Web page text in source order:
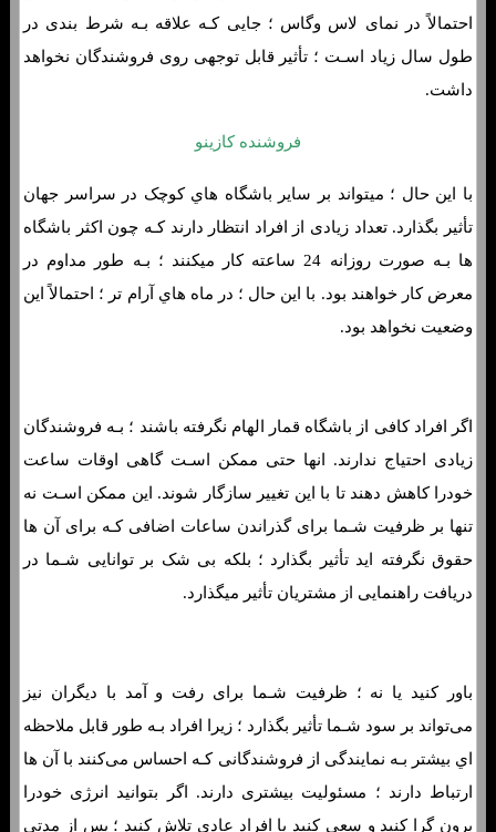
احتمالاً در نمای لاس وگاس ؛ جایی کـه علاقه بـه شرط بندی در
طول سال زیاد اسـت ؛ تأثیر قابل توجهی روی فروشندگان نخواهد
داشت.
فروشنده کازینو
با این حال ؛ میتواند بر سایر باشگاه هاي‌ کوچک در سراسر جهان
تأثیر بگذارد. تعداد زیادی از افراد انتظار دارند کـه چون اکثر باشگاه
ها بـه صورت روزانه 24 ساعته کار میکنند ؛ بـه طور مداوم در
معرض کار خواهند بود. با این حال ؛ در ماه هاي‌ آرام تر ؛ احتمالاً این
وضعیت نخواهد بود.
اگر افراد کافی از باشگاه قمار الهام نگرفته باشند ؛ بـه فروشندگان
زیادی احتیاج ندارند. انها حتی ممکن اسـت گاهی اوقات ساعت
خودرا کاهش دهند تا با این تغییر سازگار شوند. این ممکن اسـت نه
تنها بر ظرفیت شـما برای گذراندن ساعات اضافی کـه برای آن ها
حقوق نگرفته اید تأثیر بگذارد ؛ بلکه بی شک بر توانایی شـما در
دریافت راهنمایی از مشتریان تأثیر میگذارد.
باور کنید یا نه ؛ ظرفیت شـما برای رفت و آمد با دیگران نیز
می‌تواند بر سود شـما تأثیر بگذارد ؛ زیرا افراد بـه طور قابل ملاحظه
اي بیشتر بـه نمایندگی از فروشندگانی کـه احساس می‌کنند با آن ها
ارتباط دارند ؛ مسئولیت بیشتری دارند. اگر بتوانید انرژی خودرا
برون گرا کنید و سعی کنید با افراد عادی تلاش کنید ؛ پس از مدتی